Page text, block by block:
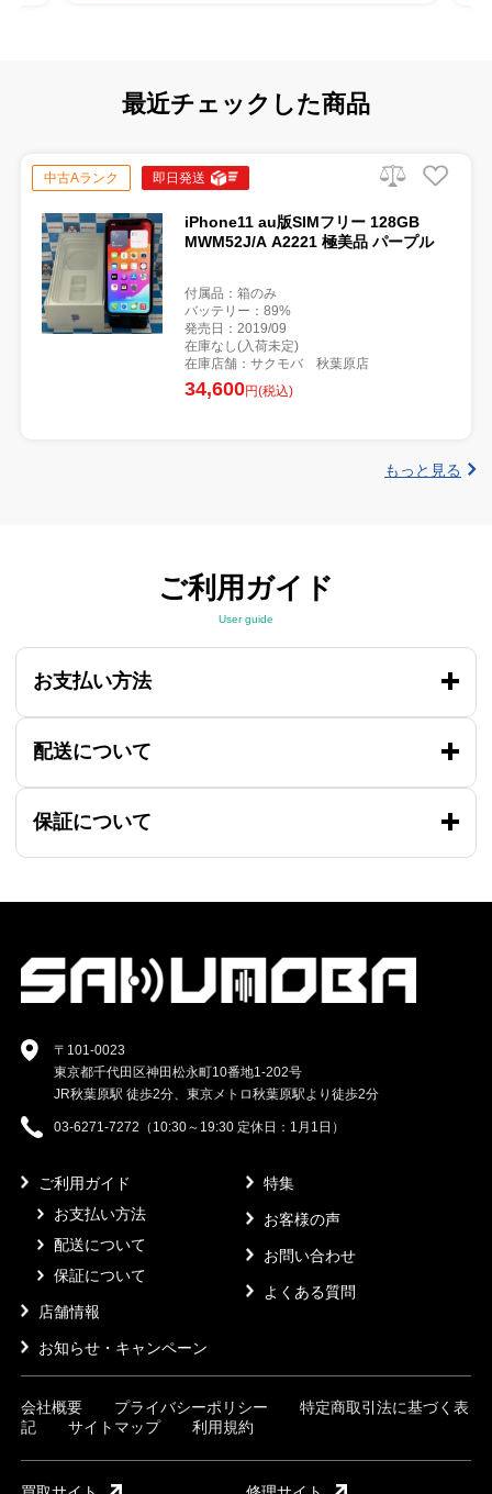
最近チェックした商品
中古Aランク 即日発送
iPhone11 au版SIMフリー 128GB
MWM52J/A A2221 極美品 パープル
付属品：箱のみ
バッテリー：89%
発売日：2019/09
在庫なし(入荷未定)
在庫店舗：サクモバ 秋葉原店
34,600円(税込)
もっと見る
ご利用ガイド
User guide
お支払い方法
配送について
保証について
〒101-0023
東京都千代田区神田松永町10番地1-202号
JR秋葉原駅 徒歩2分、東京メトロ秋葉原駅より徒歩2分
03-6271-7272（10:30～19:30 定休日：1月1日）
ご利用ガイド
お支払い方法
配送について
保証について
店舗情報
お知らせ・キャンペーン
特集
お客様の声
お問い合わせ
よくある質問
会社概要 プライバシーポリシー
特定商取引法に基づく表
記
サイトマップ 利用規約